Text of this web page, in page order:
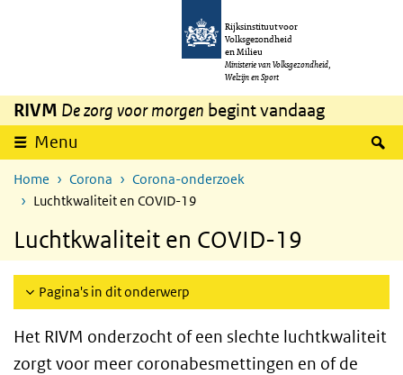
Overslaan en naar de inhoud gaan
Rijksinstituut voor
Volksgezondheid
en Milieu
Ministerie van Volksgezondheid,
Welzijn en Sport
RIVM De zorg voor morgen begint vandaag
Menu
Home Corona
Corona-onderzoek
Luchtkwaliteit en COVID-19
Luchtkwaliteit en COVID-19
Pagina's in dit onderwerp
Het RIVM onderzocht of een slechte luchtkwaliteit
zorgt voor meer coronabesmettingen en of de